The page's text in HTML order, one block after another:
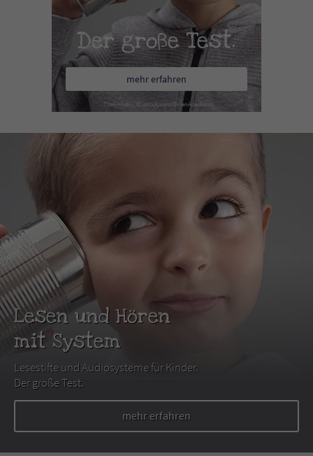
Der große Test.
mehr erfahren
Lesen und Hören
mit System
Lesestifte und Audiosysteme für Kinder.
Der große Test.
mehr erfahren